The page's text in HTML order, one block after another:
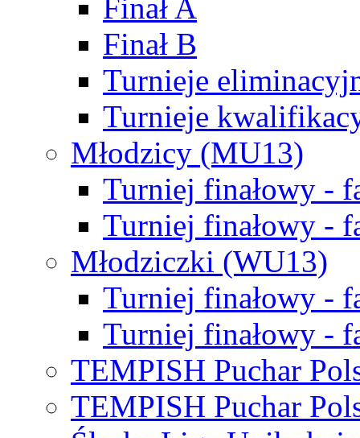
Finał A
Finał B
Turnieje
Turnieje
Młodzicy (MU13)
Turniej finałowy -
Turniej finałowy -
Młodziczki (WU13)
Turniej finałowy -
Turniej finałowy -
TEMPISH Puchar
TEMPISH Puchar